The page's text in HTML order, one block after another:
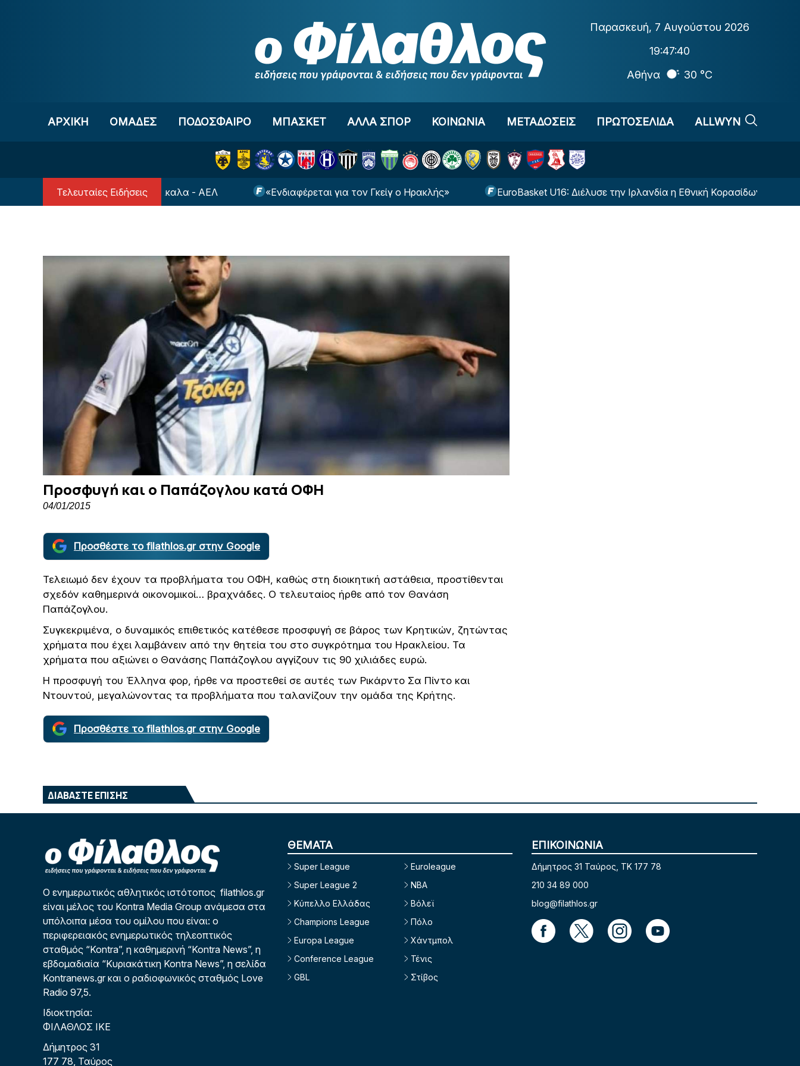
Παρασκευή, 7 Αυγούστου 2026
19:47:40
Αθήνα
30 °C
ΑΡΧΙΚΗ OΜΑΔΕΣ ΠΟΔΟΣΦΑΙΡΟ ΜΠΑΣΚΕΤ ΑΛΛΑ ΣΠΟΡ ΚΟΙΝΩΝΙΑ ΜΕΤΑΔΟΣΕΙΣ ΠΡΩΤΟΣΕΛΙΔΑ ALLWYN
Τελευταίες Ειδήσεις
Εκεί θα γίνει το Τρίκαλα - ΑΕΛ «Ενδιαφέρεται για τον Γκείγ ο Ηρακλής» EuroBasket U16: Διέλυσε την Ιρλανδία η Εθνική Κορασίδων
Προσφυγή και ο Παπάζογλου κατά ΟΦΗ
04/01/2015
Προσθέστε το filathlos.gr στην Google
Τελειωμό δεν έχουν τα προβλήματα του ΟΦΗ, καθώς στη διοικητική αστάθεια, προστίθενται
σχεδόν καθημερινά οικονομικοί… βραχνάδες. Ο τελευταίος ήρθε από τον Θανάση
Παπάζογλου.
Συγκεκριμένα, ο δυναμικός επιθετικός κατέθεσε προσφυγή σε βάρος των Κρητικών, ζητώντας
χρήματα που έχει λαμβάνειν από την θητεία του στο συγκρότημα του Ηρακλείου. Τα
χρήματα που αξιώνει ο Θανάσης Παπάζογλου αγγίζουν τις 90 χιλιάδες ευρώ.
Η προσφυγή του Έλληνα φορ, ήρθε να προστεθεί σε αυτές των Ρικάρντο Σα Πίντο και
Ντουντού, μεγαλώνοντας τα προβλήματα που ταλανίζουν την ομάδα της Κρήτης.
Προσθέστε το filathlos.gr στην Google
ΔΙΑΒΑΣΤΕ ΕΠΙΣΗΣ
Ο ενημερωτικός αθλητικός ιστότοπος filathlos.gr
είναι μέλος του Kontra Media Group ανάμεσα στα
υπόλοιπα μέσα του ομίλου που είναι: ο
περιφερειακός ενημερωτικός τηλεοπτικός
σταθμός “Kontra”, η καθημερινή “Kontra News”, η
εβδομαδιαία “Κυριακάτικη Kontra News”, η σελίδα
Kontranews.gr και ο ραδιοφωνικός σταθμός Love
Radio 97,5.
Ιδιοκτησία:
ΦΙΛΑΘΛΟΣ ΙΚΕ
Δήμητρος 31
177 78, Ταύρος
ΘΕΜΑΤΑ
Super League
Super League 2
Κύπελλο Ελλάδας
Champions League
Europa League
Conference League
GBL
Euroleague
NBA
Βόλεϊ
Πόλο
Χάντμπολ
Τένις
Στίβος
ΕΠΙΚΟΙΝΩΝΙΑ
Δήμητρος 31 Ταύρος, TK 177 78
210 34 89 000
blog@filathlos.gr